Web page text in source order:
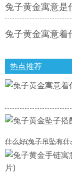
兔子黄金寓意是
兔子黄金寓意着
热点推荐
什么好(兔子吊坠有什